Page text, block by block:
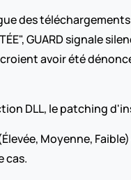
des
GUARD signale
avoir été
DLL, le patching
Moyenne,
cas.